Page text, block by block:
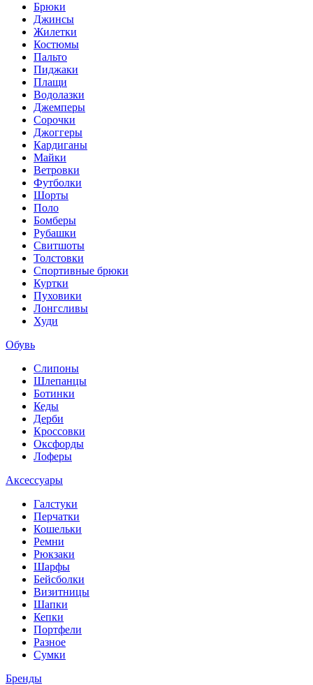
Брюки
Джинсы
Жилетки
Костюмы
Пальто
Пиджаки
Плащи
Водолазки
Джемперы
Сорочки
Джоггеры
Кардиганы
Майки
Ветровки
Футболки
Шорты
Поло
Бомберы
Рубашки
Свитшоты
Толстовки
Спортивные брюки
Куртки
Пуховики
Лонгсливы
Худи
Обувь
Слипоны
Шлепанцы
Ботинки
Кеды
Дерби
Кроссовки
Оксфорды
Лоферы
Аксессуары
Галстуки
Перчатки
Кошельки
Ремни
Рюкзаки
Шарфы
Бейсболки
Визитницы
Шапки
Кепки
Портфели
Разное
Сумки
Бренды